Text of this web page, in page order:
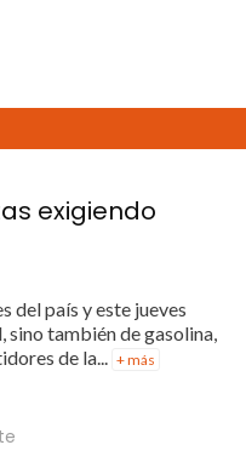
exigiendo
del país y este jueves
también de gasolina,
de la...
+ más